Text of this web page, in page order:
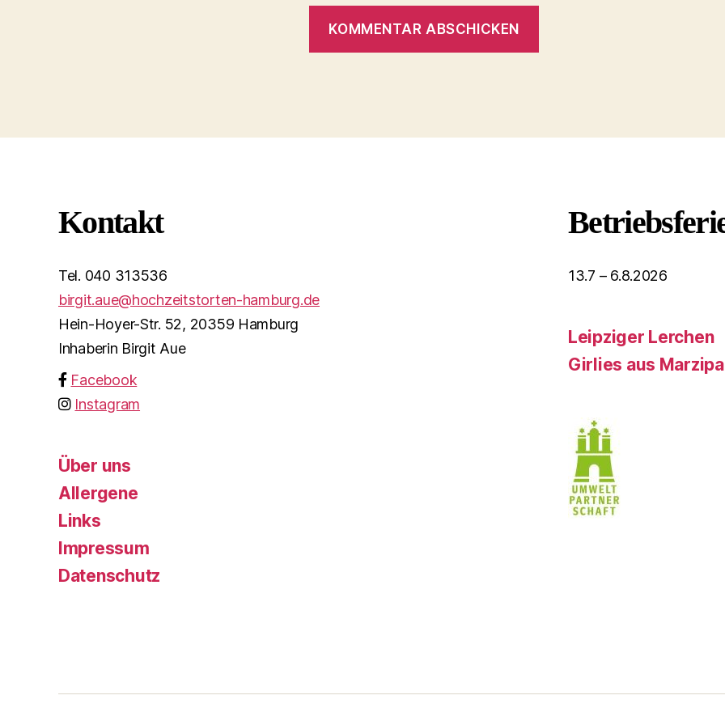
Kontakt
Tel. 040 313536
birgit.aue@hochzeitstorten-hamburg.de
Hein-Hoyer-Str. 52, 20359 Hamburg
Inhaberin Birgit Aue
Facebook
Instagram
Über uns
Allergene
Links
Impressum
Datenschutz
13.7 – 6.8.2026
Leipziger Lerchen
Girlies aus